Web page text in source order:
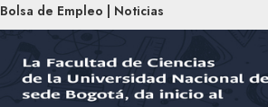
Bolsa de Empleo Noticias